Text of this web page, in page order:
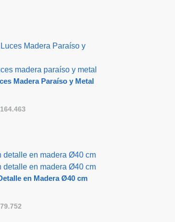
Madera Paraíso y Metal
164.463
en Madera Ø40 cm
79.752